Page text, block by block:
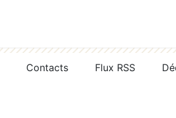
Contacts Flux RSS